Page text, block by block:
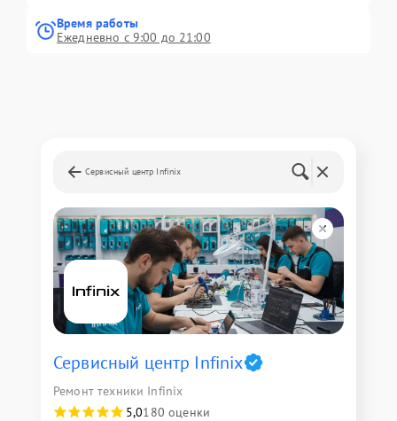
Время работы
Ежедневно с 9:00 до 21:00
Сервисный центр Infinix
Сервисный центр Infinix
Ремонт техники Infinix
5,0180 оценки